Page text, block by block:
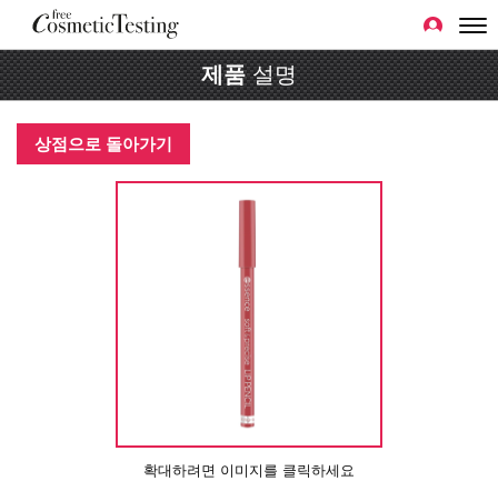
제품설명
상점으로 돌아가기
확대하려면 이미지를 클릭하세요